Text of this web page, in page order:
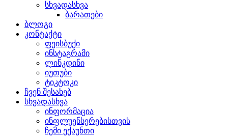
სხვადასხვა
ბარათები
ბლოგი
კონტაქტი
ფეისბუქი
ინსტაგრამი
ლინკდინი
იუთუბი
ტიკტოკი
ჩვენ შესახებ
სხვადასხვა
ინფორმაცია
ინფლუენსერებისთვის
ჩემი ექაუნთი